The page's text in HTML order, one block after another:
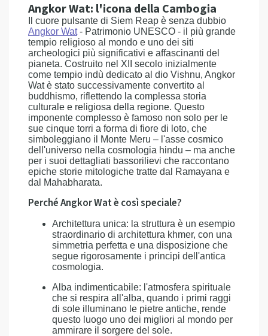
Angkor Wat: l'icona della Cambogia
Il cuore pulsante di Siem Reap è senza dubbio
Angkor Wat- Patrimonio UNESCO - il più grande
tempio religioso al mondo e uno dei siti
archeologici più significativi e affascinanti del
pianeta. Costruito nel XII secolo inizialmente
come tempio indù dedicato al dio Vishnu, Angkor
Wat è stato successivamente convertito al
buddhismo, riflettendo la complessa storia
culturale e religiosa della regione. Questo
imponente complesso è famoso non solo per le
sue cinque torri a forma di fiore di loto, che
simboleggiano il Monte Meru – l'asse cosmico
dell'universo nella cosmologia hindu – ma anche
per i suoi dettagliati bassorilievi che raccontano
epiche storie mitologiche tratte dal Ramayana e
dal Mahabharata.
Perché Angkor Wat è così speciale?
Architettura unica: la struttura è un esempio
straordinario di architettura khmer, con una
simmetria perfetta e una disposizione che
segue rigorosamente i principi dell'antica
cosmologia.
Alba indimenticabile: l'atmosfera spirituale
che si respira all'alba, quando i primi raggi
di sole illuminano le pietre antiche, rende
questo luogo uno dei migliori al mondo per
ammirare il sorgere del sole.